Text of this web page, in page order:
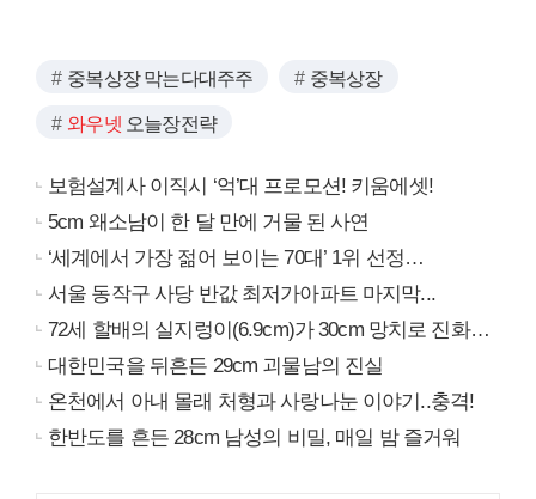
중복상장 막는다대주주 중복상장
와우넷 오늘장전략
보험설계사 이직시 ‘억’대 프로모션! 키움에셋!
5cm 왜소남이 한 달 만에 거물 된 사연
‘세계에서 가장 젊어 보이는 70대’ 1위 선정…
서울 동작구 사당 반값 최저가아파트 마지막...
72세 할배의 실지렁이(6.9cm)가 30cm 망치로 진화…
대한민국을 뒤흔든 29cm 괴물남의 진실
온천에서 아내 몰래 처형과 사랑나눈 이야기..충격!
한반도를 흔든 28cm 남성의 비밀, 매일 밤 즐거워